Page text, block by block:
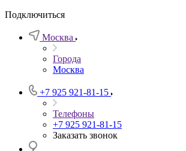
Подключиться
Москва
Города
Москва
+7 925 921-81-15
Телефоны
+7 925 921-81-15
Заказать звонок